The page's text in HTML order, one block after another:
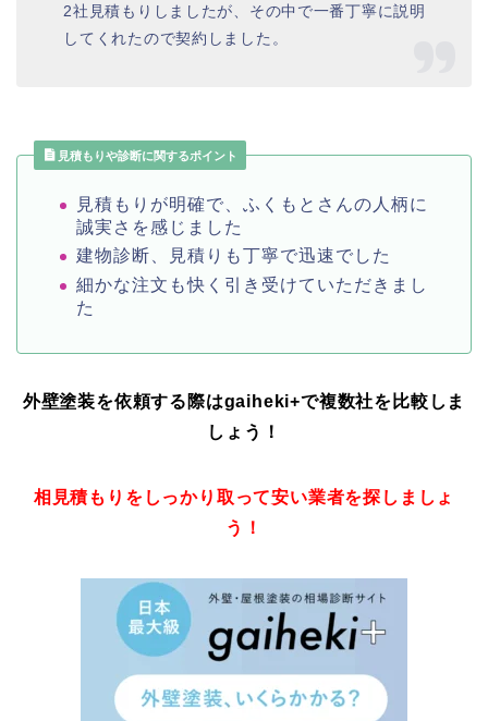
2社見積もりしましたが、その中で一番丁寧に説明
してくれたので契約しました。
見積もりや診断に関するポイント
見積もりが明確で、ふくもとさんの人柄に
誠実さを感じました
建物診断、見積りも丁寧で迅速でした
細かな注文も快く引き受けていただきまし
た
外壁塗装を依頼する際はgaiheki+で複数社を比較しま
しょう！
相見積もりをしっかり取って安い業者を探しましょ
う！